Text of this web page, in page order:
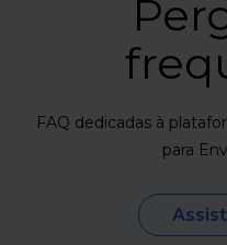
FAQ dedicadas à
para